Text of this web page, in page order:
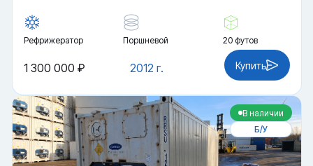
Рефрижератор Поршневой 20 футов
2012 г.
1 300 000 ₽ Купить
В наличии
Б/У